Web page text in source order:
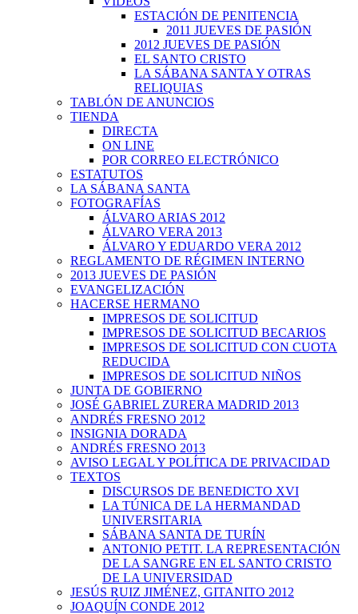
ESTACIÓN DE PENITENCIA
2011 JUEVES DE PASIÓN
2012 JUEVES DE PASIÓN
EL SANTO CRISTO
LA SÁBANA SANTA Y OTRAS
RELIQUIAS
TABLÓN DE ANUNCIOS
TIENDA
DIRECTA
ON LINE
POR CORREO ELECTRÓNICO
ESTATUTOS
LA SÁBANA SANTA
FOTOGRAFÍAS
ÁLVARO ARIAS 2012
ÁLVARO VERA 2013
ÁLVARO Y EDUARDO VERA 2012
REGLAMENTO DE RÉGIMEN INTERNO
2013 JUEVES DE PASIÓN
EVANGELIZACIÓN
HACERSE HERMANO
IMPRESOS DE SOLICITUD
IMPRESOS DE SOLICITUD BECARIOS
IMPRESOS DE SOLICITUD CON CUOTA
REDUCIDA
IMPRESOS DE SOLICITUD NIÑOS
JUNTA DE GOBIERNO
JOSÉ GABRIEL ZURERA MADRID 2013
ANDRÉS FRESNO 2012
INSIGNIA DORADA
ANDRÉS FRESNO 2013
AVISO LEGAL Y POLÍTICA DE PRIVACIDAD
TEXTOS
DISCURSOS DE BENEDICTO XVI
LA TÚNICA DE LA HERMANDAD
UNIVERSITARIA
SÁBANA SANTA DE TURÍN
ANTONIO PETIT. LA REPRESENTACIÓN
DE LA SANGRE EN EL SANTO CRISTO
DE LA UNIVERSIDAD
JESÚS RUIZ JIMÉNEZ, GITANITO 2012
JOAQUÍN CONDE 2012